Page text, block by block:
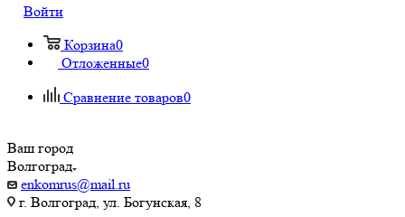
Войти
Корзина0
Отложенные0
Сравнение товаров0
Ваш город
Волгоград
enkomrus@mail.ru
г. Волгоград, ул. ​Богунская, 8